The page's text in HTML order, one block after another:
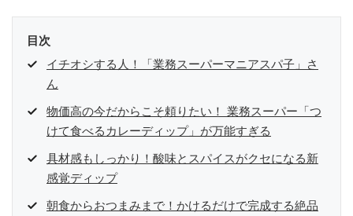
目次
イチオシする人！「業務スーパーマニアスパ子」さ
ん
物価高の今だからこそ頼りたい！ 業務スーパー「つ
けて食べるカレーディップ」が万能すぎる
具材感もしっかり！酸味とスパイスがクセになる新
感覚ディップ
朝食からおつまみまで！かけるだけで完成する絶品